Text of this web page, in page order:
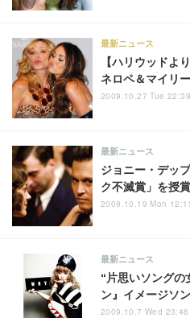
【ハリウッドよ
ネロペ＆マイリ
最新ニュース
2009.10.27 Tue 22:39
ジョニー・デッ
ク不滅賞」を授賞
最新ニュース
2009.10.19 Mon
“片思いソングの
ン』イメージソ
最新ニュース
2009.10.7 Wed 23:46